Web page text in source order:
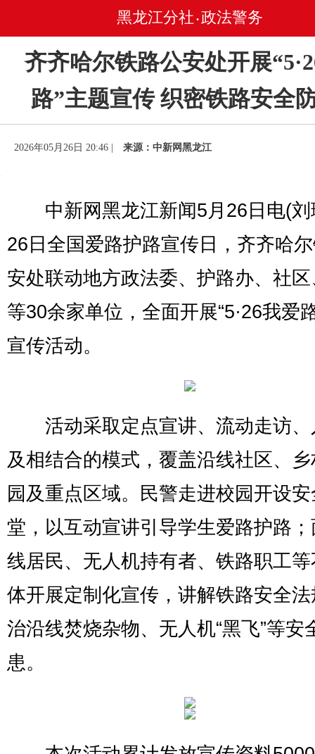
黑龙江分社 • 政法警务
齐齐哈尔铁路公安处开展
路”主题宣传 织密铁路安全
2026年05月26日 20:46 | 来源：中新网黑龙江
中新网黑龙江新闻5月26日电(刘
26日全国爱路护路宣传日，齐齐哈
安处联动地方政法委、护路办、社
等30余家单位，全面开展“5·26我爱
宣传活动。
活动采取定点宣讲、流动走访、
及相结合的模式，覆盖沿线社区、
园及重点区域。民警走进校园开设
堂，以互动宣讲引导学生爱路护路
线居民、无人机持有者、铁路职工
体开展定制化宣传，讲解铁路安全
治沿线焚烧杂物、无人机“黑飞”等安
患。